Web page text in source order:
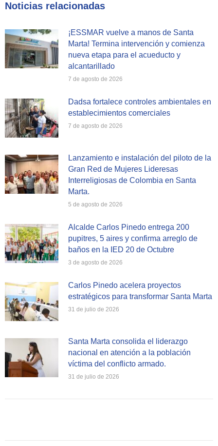
Noticias relacionadas
¡ESSMAR vuelve a manos de Santa
Marta! Termina intervención y comienza
nueva etapa para el acueducto y
alcantarillado
7 de agosto de 2026
Dadsa fortalece controles ambientales en
establecimientos comerciales
7 de agosto de 2026
Lanzamiento e instalación del piloto de la
Gran Red de Mujeres Lideresas
Interreligiosas de Colombia en Santa
Marta.
5 de agosto de 2026
Alcalde Carlos Pinedo entrega 200
pupitres, 5 aires y confirma arreglo de
baños en la IED 20 de Octubre
3 de agosto de 2026
Carlos Pinedo acelera proyectos
estratégicos para transformar Santa Marta
31 de julio de 2026
Santa Marta consolida el liderazgo
nacional en atención a la población
víctima del conflicto armado.
31 de julio de 2026